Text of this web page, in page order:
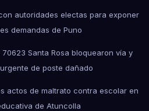
autoridades electas para exponer
demandas de Puno
Santa Rosa bloquearon vía y
de poste dañado
actos de maltrato contra escolar en
de Atuncolla